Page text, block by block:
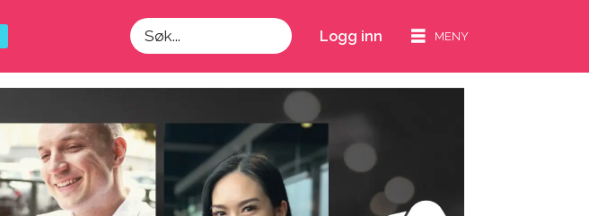
Søk
Logg inn